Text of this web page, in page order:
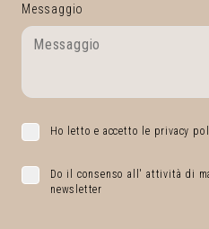
Messaggio
Ho letto e accetto le privacy
Do il consenso all' attività di
newsletter